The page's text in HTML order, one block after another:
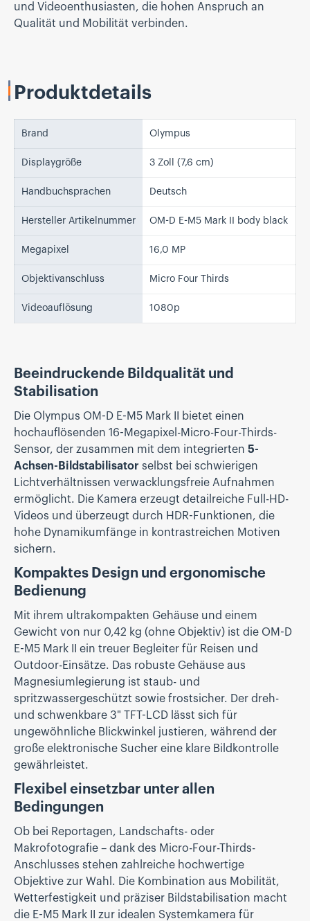
und Videoenthusiasten, die hohen Anspruch an
Qualität und Mobilität verbinden.
Produktdetails
Brand Olympus
Displaygröße 3 Zoll (7,6 cm)
Handbuchsprachen Deutsch
Hersteller Artikelnummer OM-D E-M5 Mark II body black
Megapixel 16,0 MP
Objektivanschluss Micro Four Thirds
Videoauflösung 1080p
Beeindruckende Bildqualität und
Stabilisation
Die Olympus OM-D E-M5 Mark II bietet einen
hochauflösenden 16-Megapixel-Micro-Four-Thirds-
Sensor, der zusammen mit dem integrierten 5-
Achsen-Bildstabilisator selbst bei schwierigen
Lichtverhältnissen verwacklungsfreie Aufnahmen
ermöglicht. Die Kamera erzeugt detailreiche Full-HD-
Videos und überzeugt durch HDR-Funktionen, die
hohe Dynamikumfänge in kontrastreichen Motiven
sichern.
Kompaktes Design und ergonomische
Bedienung
Mit ihrem ultrakompakten Gehäuse und einem
Gewicht von nur 0,42 kg (ohne Objektiv) ist die OM-D
E-M5 Mark II ein treuer Begleiter für Reisen und
Outdoor-Einsätze. Das robuste Gehäuse aus
Magnesiumlegierung ist staub- und
spritzwassergeschützt sowie frostsicher. Der dreh-
und schwenkbare 3" TFT-LCD lässt sich für
ungewöhnliche Blickwinkel justieren, während der
große elektronische Sucher eine klare Bildkontrolle
gewährleistet.
Flexibel einsetzbar unter allen
Bedingungen
Ob bei Reportagen, Landschafts- oder
Makrofotografie – dank des Micro-Four-Thirds-
Anschlusses stehen zahlreiche hochwertige
Objektive zur Wahl. Die Kombination aus Mobilität,
Wetterfestigkeit und präziser Bildstabilisation macht
die E-M5 Mark II zur idealen Systemkamera für